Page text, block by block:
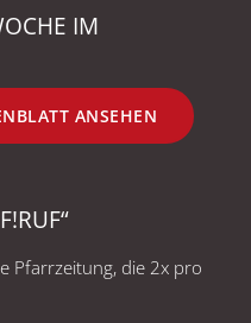
IM
ANSEHEN
Pfarrzeitung, die 2x pro